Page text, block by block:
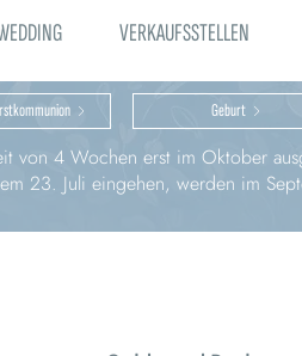
VERKAUFSSTELLEN
Geburt
von 4 Wochen erst im Oktober
23. Juli eingehen, werden im